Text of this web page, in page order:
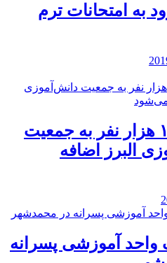
به امتحانات ترم
️سالانه ۱۲ هزار نفر به جمعیت
البرز اضافه
واحد آموزشی پسرانه